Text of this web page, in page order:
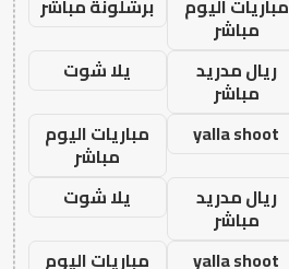
مباريات اليوم
مباشر
برشلونة مباشر
ريال مدريد
مباشر
يلا شوت
yalla shoot
مباريات اليوم
مباشر
ريال مدريد
مباشر
يلا شوت
yalla shoot
مباريات اليوم